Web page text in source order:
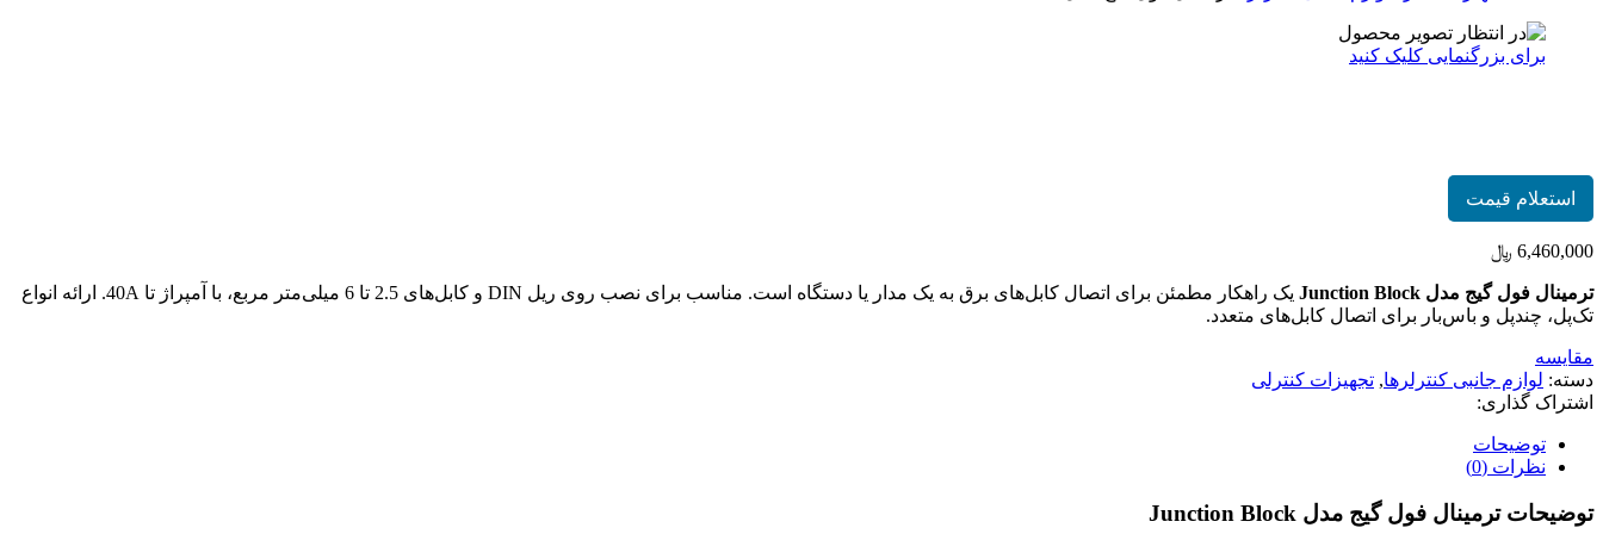
برای بزرگنمایی کلیک کنید
استعلام قیمت
6,460,000 ﷼
ترمینال فول گیج مدل Junction Block
یک راهکار مطمئن برای اتصال کابل‌های برق به یک مدار یا دستگاه است. مناسب برای نصب روی ریل DIN و کابل‌های 2.5 تا 6 میلی‌متر مربع، با آمپراژ تا 40A. ارائه انواع
تک‌پل، چندپل و باس‌بار برای اتصال کابل‌های متعدد.
مقایسه
دسته: لوازم جانبی کنترلرها, تجهیزات کنترلی
اشتراک گذاری:
توضیحات
نظرات (0)
توضیحات ترمینال فول گیج مدل Junction Block